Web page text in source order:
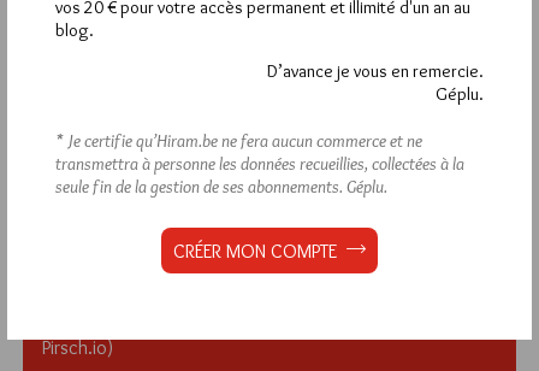
commentaires, vous devez :
VOUS INSCRIRE
Déjà inscrit(e) ?Connectez-vous
Pirsch.io)
vos 20 € pour votre accès permanent et illimité d'un an au
blog.
D’avance je vous en remercie.
Géplu.
* Je certifie qu’Hiram.be ne fera aucun commerce et ne
transmettra à personne les données recueillies, collectées à la
seule fin de la gestion de ses abonnements. Géplu.
CRÉER MON COMPTE